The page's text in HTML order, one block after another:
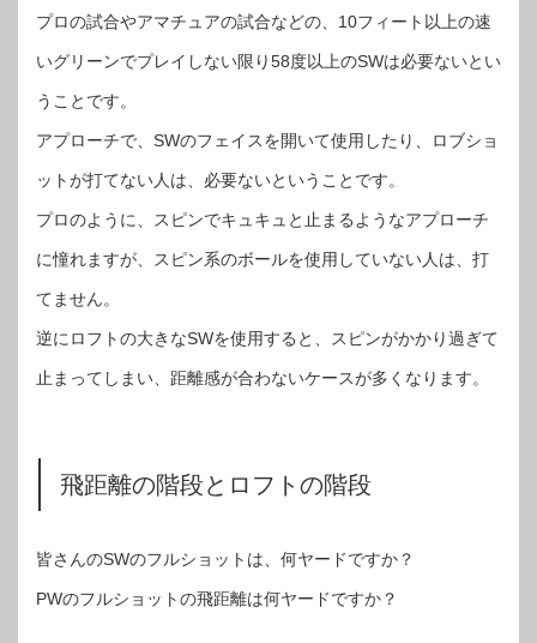
プロの試合やアマチュアの試合などの、10フィート以上の速
いグリーンでプレイしない限り58度以上のSWは必要ないとい
うことです。
アプローチで、SWのフェイスを開いて使用したり、ロブショ
ットが打てない人は、必要ないということです。
プロのように、スピンでキュキュと止まるようなアプローチ
に憧れますが、スピン系のボールを使用していない人は、打
てません。
逆にロフトの大きなSWを使用すると、スピンがかかり過ぎて
止まってしまい、距離感が合わないケースが多くなります。
飛距離の階段とロフトの階段
皆さんのSWのフルショットは、何ヤードですか？
PWのフルショットの飛距離は何ヤードですか？